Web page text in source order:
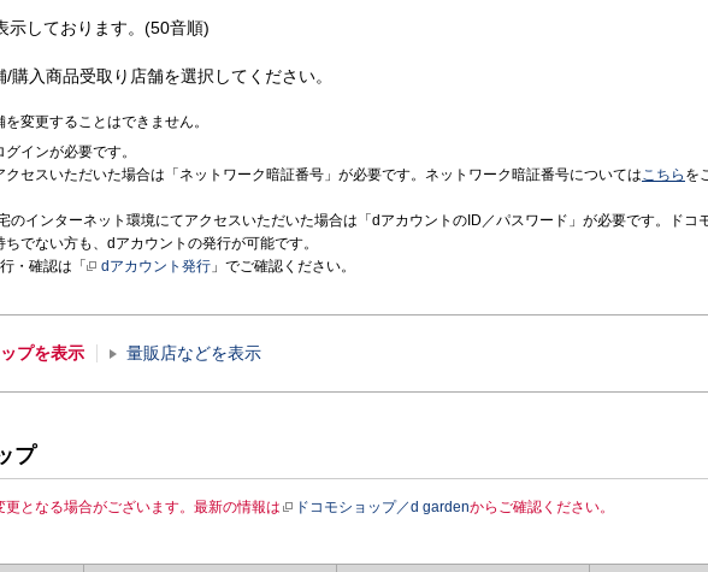
示しております。(50音順)
購入商品受取り店舗を選択してください。
変更することはできません。
インが必要です。
クセスいただいた場合は「ネットワーク暗証番号」が必要です。ネットワーク暗証番号についてはこちら を
のインターネット環境にてアクセスいただいた場合は「dアカウントのID／パスワード」が必要です。ドコ
でない方も、dアカウントの発行が可能です。
・確認は「
dアカウント発行 」でご確認ください。
プを表示 量販店などを表示
プ
更となる場合がございます。最新の情報は ドコモショップ／d gardenからご確認ください。